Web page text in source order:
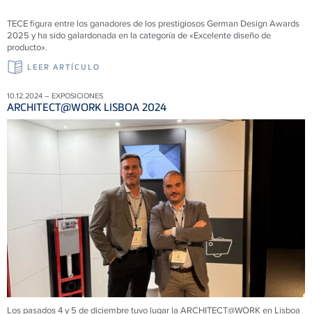
TECE figura entre los ganadores de los prestigiosos German Design Awards
2025 y ha sido galardonada en la categoría de «Excelente diseño de
producto».
LEER ARTÍCULO
10.12.2024 – EXPOSICIONES
ARCHITECT@WORK LISBOA 2024
Los pasados 4 y 5 de diciembre tuvo lugar la ARCHITECT@WORK en Lisboa